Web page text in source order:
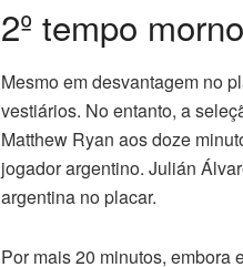
2º tempo
Mesmo em desvantagem no
vestiários. No entanto, a
Matthew Ryan aos doze
jogador argentino. Julián
argentina no placar.
Por mais 20 minutos, embora